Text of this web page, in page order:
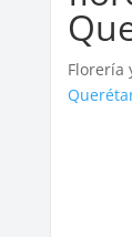
Florería